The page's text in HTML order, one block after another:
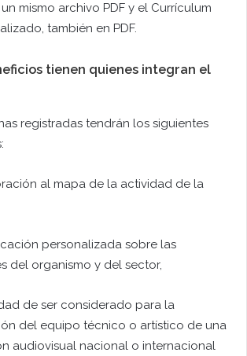
mismo archivo PDF y el Currículum
también en PDF.
tienen quienes integran el
registradas tendrán los siguientes
al mapa de la actividad de la
personalizada sobre las
del organismo y del sector,
de ser considerado para la
del equipo técnico o artístico de una
audiovisual nacional o internacional